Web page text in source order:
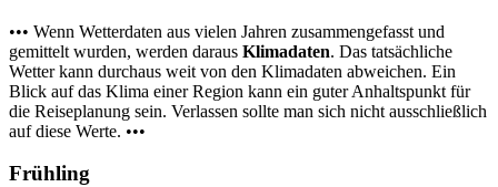
••• Wenn Wetterdaten aus vielen Jahren zusammengefasst und
gemittelt wurden, werden daraus Klimadaten. Das tatsächliche
Wetter kann durchaus weit von den Klimadaten abweichen. Ein
Blick auf das Klima einer Region kann ein guter Anhaltspunkt für
die Reiseplanung sein. Verlassen sollte man sich nicht ausschließlich
auf diese Werte. •••
Frühling